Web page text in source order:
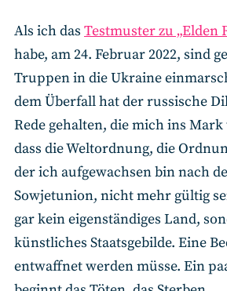
Als ich das Testmuster zu „Elden
habe, am 24. Februar 2022, sind
Truppen in die Ukraine
dem Überfall hat der russische
Rede gehalten, die mich ins
dass die Weltordnung, die
der ich aufgewachsen bin nach
Sowjetunion, nicht mehr gültig
gar kein eigenständiges Land,
künstliches Staatsgebilde. Eine
entwaffnet werden müsse. Ein